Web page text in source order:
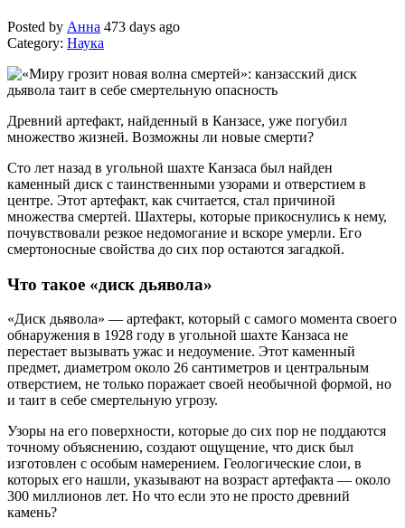
Posted by Анна 473 days ago
Category: Наука
Древний артефакт, найденный в Канзасе, уже погубил
множество жизней. Возможны ли новые смерти?
Сто лет назад в угольной шахте Канзаса был найден
каменный диск с таинственными узорами и отверстием в
центре. Этот артефакт, как считается, стал причиной
множества смертей. Шахтеры, которые прикоснулись к нему,
почувствовали резкое недомогание и вскоре умерли. Его
смертоносные свойства до сих пор остаются загадкой.
Что такое «диск дьявола»
«Диск дьявола» — артефакт, который с самого момента своего
обнаружения в 1928 году в угольной шахте Канзаса не
перестает вызывать ужас и недоумение. Этот каменный
предмет, диаметром около 26 сантиметров и центральным
отверстием, не только поражает своей необычной формой, но
и таит в себе смертельную угрозу.
Узоры на его поверхности, которые до сих пор не поддаются
точному объяснению, создают ощущение, что диск был
изготовлен с особым намерением. Геологические слои, в
которых его нашли, указывают на возраст артефакта — около
300 миллионов лет. Но что если это не просто древний
камень?